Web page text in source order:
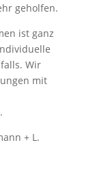
geholfen.
ist ganz
Wir
mit
+ L.